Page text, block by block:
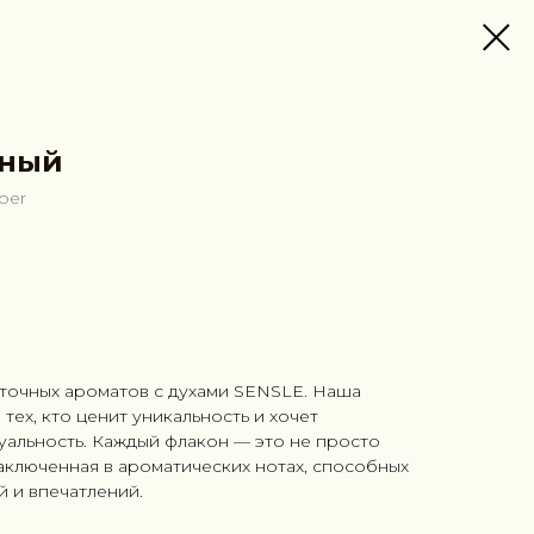
ароматов с духами SENSLE. Наша
кто ценит уникальность и хочет
Каждый флакон — это не просто
в ароматических нотах, способных
и впечатлений.